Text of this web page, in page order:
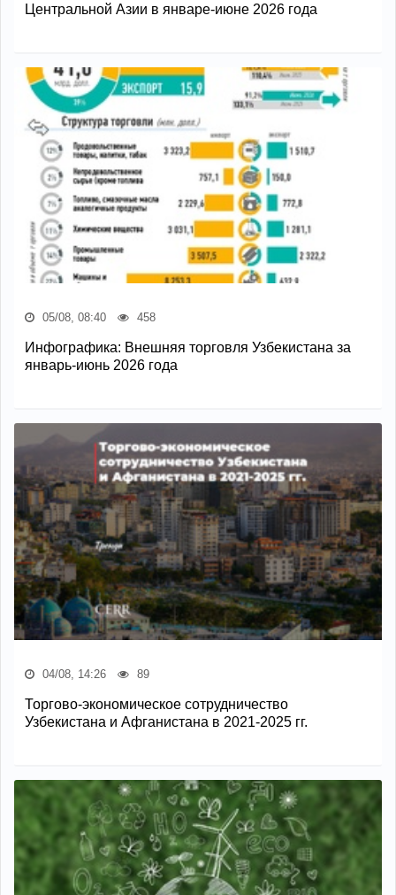
Центральной Азии в январе-июне 2026 года
05/08, 08:40 458
Инфографика: Внешняя торговля Узбекистана за
январь-июнь 2026 года
04/08, 14:26 89
Торгово-экономическое сотрудничество
Узбекистана и Афганистана в 2021-2025 гг.